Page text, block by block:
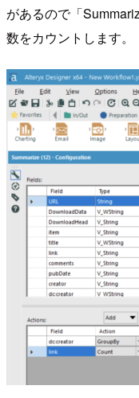
があるので「
数をカウントします。